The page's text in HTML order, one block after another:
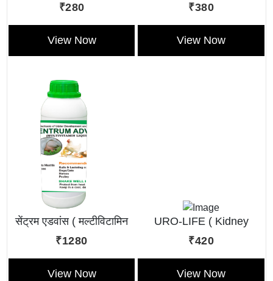
₹280
View Now
₹380
View Now
सेंट्रम एडवांस ( मल्टीविटामिन
लिक्विड )
₹1280
View Now
URO-LIFE ( Kidney
Tonic)
₹420
View Now